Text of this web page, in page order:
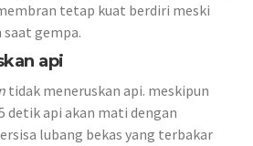
tetap kuat berdiri meski
gempa.
api
tidak meneruskan api. meskipun
detik api akan mati dengan
lubang bekas yang terbakar